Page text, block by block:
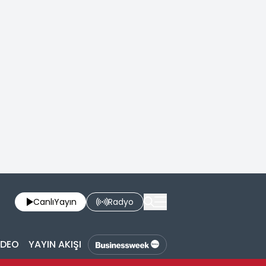
CanlıYayın Radyo
YAYIN AKIŞI